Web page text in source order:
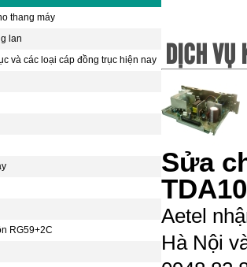
thang máy
lan
và các loại cáp đồng trục hiện nay
RG59+2C
DỊCH VỤ
Sửa
Aetel
Hà Nội